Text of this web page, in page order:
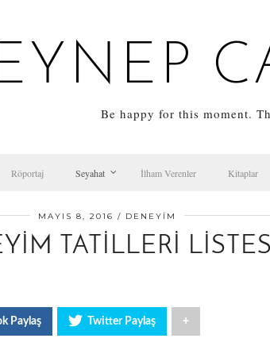
Be happy for this moment.
Röportaj Seyahat İlham Verenler Kitaplar
MAYIS 8, 2016 DENEYIM
TATILLERI
Paylaş Twitter Paylaş +